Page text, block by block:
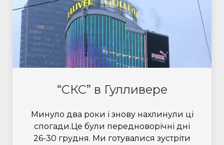
“СКС” в Гулливере
Минуло два роки і знову нахлинули ці
спогади.Це були передноворічні дні
26-30 грудня. Ми готувалися зустріти